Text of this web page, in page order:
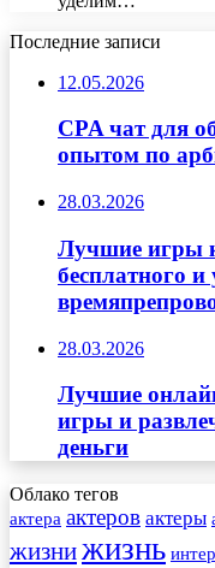
Последние записи
12.05.2026
CPA чат для
опытом по
28.03.2026
Лучшие игры
бесплатного и
28.03.2026
Лучшие
игры и
деньги
Облако тегов
актера актеров актеры
жизнижизнь